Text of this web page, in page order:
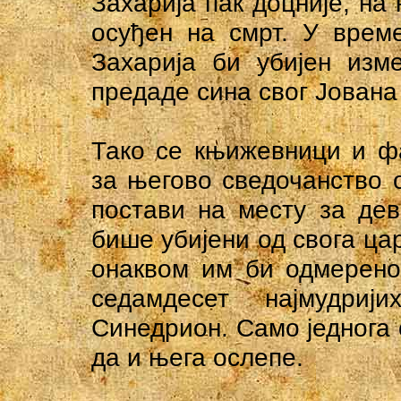
осуђен на смрт. У
Захарија би убијен
предаде сина свог
Тако се књижевници и
за његово сведочанство
постави на месту за
бише убијени од свога
онаквом им би
седамдесет
Синедрион. Само
да и њега ослепе.